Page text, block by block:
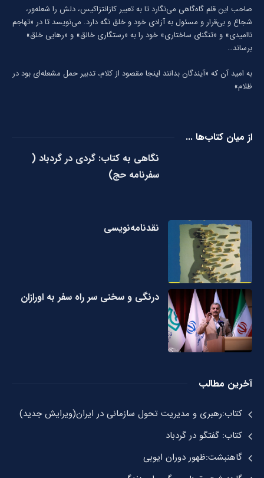
صاحب این قلم گاه‌گاهی می‌نگارد تا به تعبیر كازانتزاكیس، دلش را شعله‌ور،
شجاع و بی‌قرار و مسئول به آزادی خود و خلق نگه دارد. می‌نویسد تا در «تهاجم
ناامیدی» و «تنگنای ساختاری» خود را به «رستگاری خالق» و «رهایی خلق»
برساند…
به امید آن که «آیندگان بدانند اینجا مقصود از کلام، تدبیر حمل مشعله‌ای بود در
ظلام»
از میان کتاب‌ها ...
نگاهی به کتاب: گردی در گردباد (
سفرنامه حج)
نقدنامه‌نویسی
درنگی و سخنی سر راه سفر به اورازان
آخرین مطالب
کتاب:رهبری و مدیریت تحول سازمانی در ایران(ویرایش جدید)
کتاب: گفتگو در گردباد
گاهنبشت:ظهور دوران ايوبی